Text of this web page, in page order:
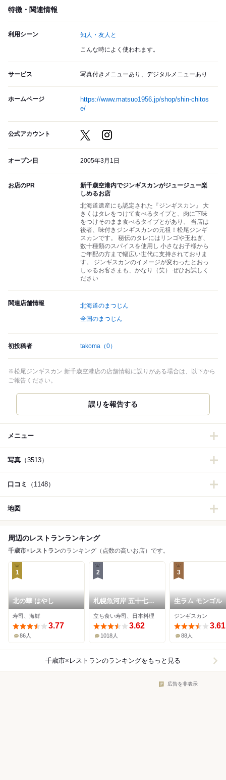
特徴・関連情報
利用シーン 知人・友人と
こんな時によく使われます。
サービス 写真付きメニューあり、デジタルメニューあり
ホームページ
https://www.matsuo1956.jp/shop/shin-chitos
e/
公式アカウント
オープン日 2005年3月1日
お店のPR
新千歳空港内でジンギスカンがジュージュー楽
しめるお店
北海道遺産にも認定された『ジンギスカン』 大
きくはタレをつけて食べるタイプと、肉に下味
をつけそのまま食べるタイプとがあり、 当店は
後者、味付きジンギスカンの元祖！松尾ジンギ
スカンです。 秘伝のタレにはリンゴや玉ねぎ、
数十種類のスパイスを使用し 小さなお子様から
ご年配の方まで幅広い世代に支持されておりま
す。 ジンギスカンのイメージが変わったとおっ
しゃるお客さまも、かなり（笑） ぜひお試しく
ださい
関連店舗情報
北海道のまつじん
全国のまつじん
初投稿者 takoma （0）
※松尾ジンギスカン 新千歳空港店の店舗情報に誤りがある場合は、以下から
ご報告ください。
誤りを報告する
メニュー
写真 （3513）
口コミ （1148）
地図
周辺のレストランランキング
千歳市× レストランのランキング（点数の高いお店）です。
1
北の華 はやし
寿司、海鮮
3.77
86人
2
札幌魚河岸 五十七番
寿し
立ち食い寿司、日本料理
3.62
1018人
3
生ラム モンゴル
ジンギスカン
3.61
88人
千歳市×レストランのランキングをもっと見る
広告を非表示